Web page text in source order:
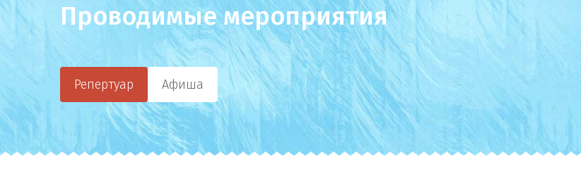
Проводимые мероприятия
Репертуар Афиша